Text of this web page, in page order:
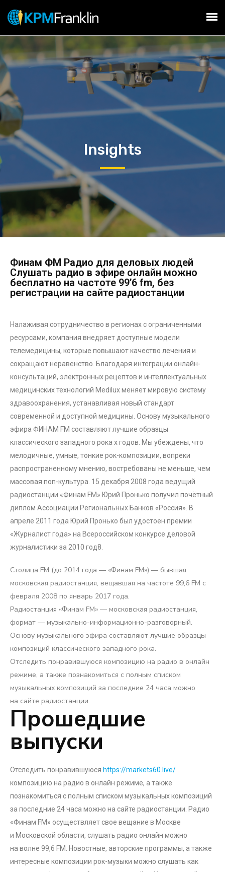
Insights
Финам ФМ Радио для деловых людей
Слушать радио в эфире онлайн можно
бесплатно на частоте 99’6 fm, без
регистрации на сайте радиостанции
Налаживая сотрудничество в регионах с ограниченными
ресурсами, компания внедряет доступные модели
телемедицины, которые повышают качество лечения и
сокращают неравенство. Благодаря интеграции онлайн-
консультаций, электронных рецептов и интеллектуальных
медицинских технологий Medilux меняет мировую систему
здравоохранения, устанавливая новый стандарт
современной и доступной медицины. Основу музыкального
эфира ФИНАМ FM составляют лучшие образцы
классического западного рока х годов. Мы убеждены, что
мелодичные, умные, тонкие рок-композиции, вопреки
распространенному мнению, востребованы не меньше, чем
массовая поп-культура. 15 декабря 2008 года ведущий
радиостанции «Финам FM» Юрий Пронько получил почётный
диплом Ассоциации Региональных Банков «Россия». В
апреле 2011 года Юрий Пронько был удостоен премии
«Журналист года» на Всероссийском конкурсе деловой
журналистики за 2010 год8.
Столица FM (до 2014 года — «Финам FM») — бывшая
московская радиостанция, вещавшая на частоте 99,6 FM с
февраля 2008 по январь 2017 года.
Радиостанция «Финам FM» — московская радиостанция,
формат — музыкально-информационно-разговорный.
Основу музыкального эфира составляют лучшие образцы
композиций классического западного рока.
Отследить понравившуюся композицию на радио в онлайн
режиме, а также познакомиться с полным списком
музыкальных композиций за последние 24 часа можно
на сайте радиостанции.
Прошедшие
выпуски
Отследить понравившуюся https://markets60.live/
композицию на радио в онлайн режиме, а также
познакомиться с полным списком музыкальных композиций
за последние 24 часа можно на сайте радиостанции. Радио
«Финам FM» осуществляет свое вещание в Москве
и Московской области, слушать радио онлайн можно
на волне 99,6 FM. Новостные, авторские программы, а также
интересные композиции рок-музыки можно слушать как